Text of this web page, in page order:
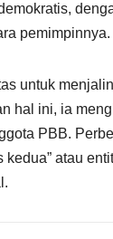
pemimpinnya.
untuk
hal ini, ia
PBB.
atau